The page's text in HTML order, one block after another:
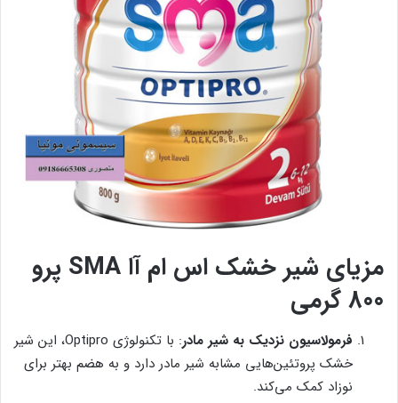
مزیای شیر خشک
اس ام آا SMA پرو
800 گرمی
فرمولاسیون نزدیک به شیر مادر
: با تکنولوژی Optipro، این شیر
خشک پروتئین‌هایی مشابه شیر مادر دارد و به هضم بهتر برای
نوزاد کمک می‌کند.